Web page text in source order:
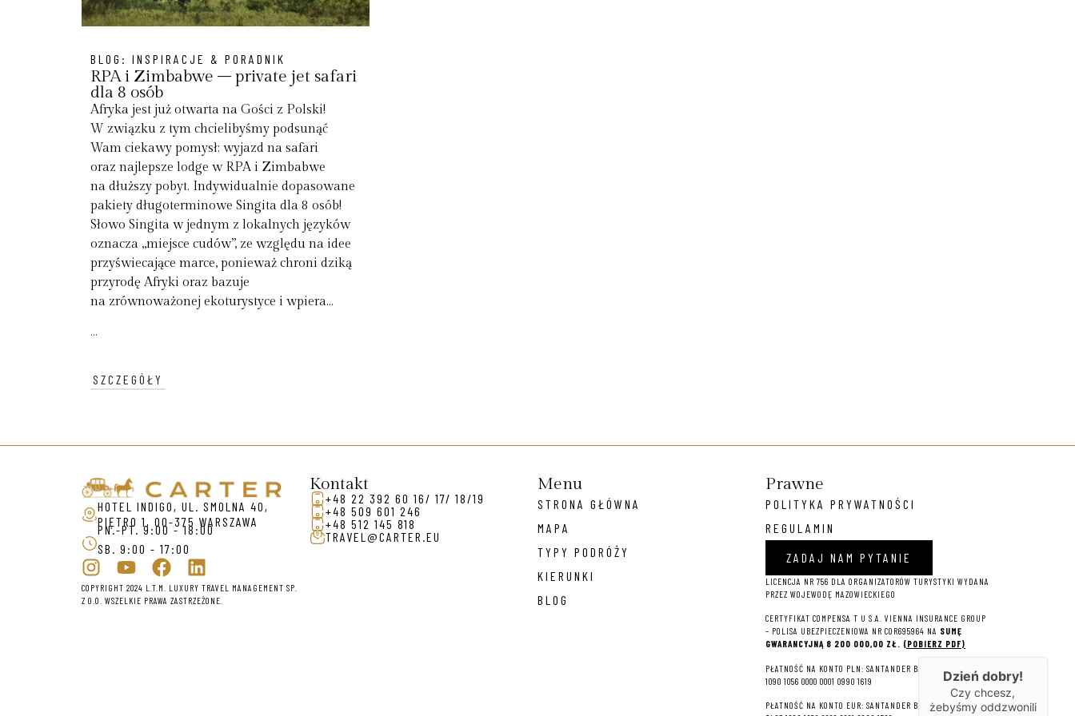
BLOG: INSPIRACJE & PORADNIK
RPA i Zimbabwe – private jet safari
dla 8 osób
Afryka jest już otwarta na Gości z Polski!
W związku z tym chcielibyśmy podsunąć
Wam ciekawy pomysł: wyjazd na safari
oraz najlepsze lodge w RPA i Zimbabwe
na dłuższy pobyt. Indywidualnie dopasowane
pakiety długoterminowe Singita dla 8 osób!
Słowo Singita w jednym z lokalnych języków
oznacza „miejsce cudów”, ze względu na idee
przyświecające marce, ponieważ chroni dziką
przyrodę Afryki oraz bazuje
na zrównoważonej ekoturystyce i wpiera...
...
SZCZEGÓŁY
HOTEL INDIGO, UL. SMOLNA 40,
PIĘTRO 1, 00-375 WARSZAWA
PN.-PT. 9:00 - 18:00
SB. 9:00 - 17:00
COPYRIGHT 2024 L.T.M. LUXURY TRAVEL MANAGEMENT SP.
Z O.O. WSZELKIE PRAWA ZASTRZEŻONE.
Kontakt
+48 22 392 60 16/ 17/ 18/19
+48 509 601 246
+48 512 145 818
TRAVEL@CARTER.EU
Menu
STRONA GŁÓWNA
MAPA
TYPY PODRÓŻY
KIERUNKI
BLOG
Prawne
POLITYKA PRYWATNOŚCI
REGULAMIN
ZADAJ NAM PYTANIE
LICENCJA NR 756 DLA ORGANIZATORÓW TURYSTYKI WYDANA
PRZEZ WOJEWODĘ MAZOWIECKIEGO
CERTYFIKAT COMPENSA T U S.A. VIENNA INSURANCE GROUP
– POLISA UBEZPIECZENIOWA NR COR695964 NA SUMĘ
GWARANCYJNĄ 8 200 000,00 ZŁ. (POBIERZ PDF)
PŁATNOŚĆ NA KONTO PLN: SANTANDER BANK POLSKA S.A. 22
1090 1056 0000 0001 0990 1619
PŁATNOŚĆ NA KONTO EUR: SANTANDER BANK POLSKA S.A.
Dzień dobry!
Czy chcesz,
żebyśmy oddzwonili